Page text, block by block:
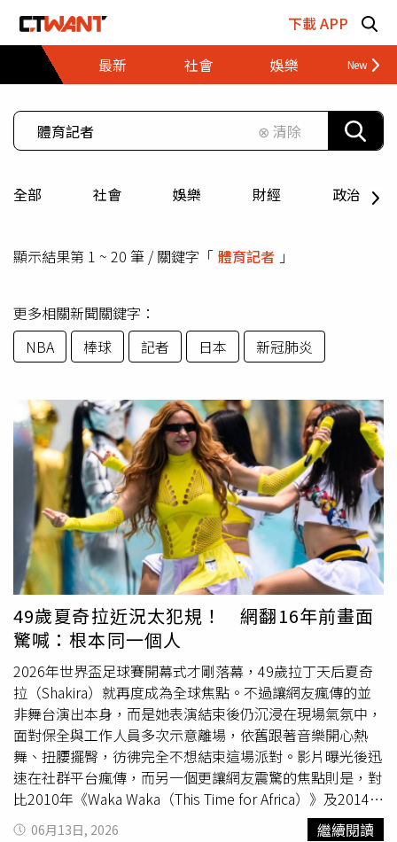
下載 APP
最新
社會 娛樂 財經
⊗ 清除
全部 社會 娛樂 財經 政治
顯示結果第 1 ~ 20 筆 / 關鍵字「 體育記者 」
更多相關新聞關鍵字：
NBA
棒球 記者 日本 新冠肺炎
49歲夏奇拉近況太犯規！ 網翻16年前畫面
驚喊：根本同一個人
2026年世界盃足球賽開幕式才剛落幕，49歲拉丁天后夏奇
拉（Shakira）就再度成為全球焦點。不過讓網友瘋傳的並
非舞台演出本身，而是她表演結束後仍沉浸在現場氣氛中，
面對保全與工作人員多次示意離場，依舊跟著音樂開心熱
舞、扭腰擺臀，彷彿完全不想結束這場派對。影片曝光後迅
速在社群平台瘋傳，而另一個更讓網友震驚的焦點則是，對
比2010年《Waka Waka（This Time for Africa）》及2014年
《La La La》時期畫面，如今已49歲的她幾乎沒有明顯變
06月13日, 2026 繼續閱讀